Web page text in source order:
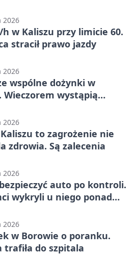
2026
h w Kaliszu przy limicie 60.
stracił prawo jazdy
2026
wspólne dożynki w
Wieczorem wystąpią
2026
Kaliszu to zagrożenie nie
zdrowia. Są zalecenia
2026
auto po kontroli.
wykryli u niego ponad
2026
w Borowie o poranku.
trafiła do szpitala